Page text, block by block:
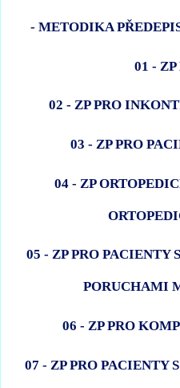
- METODIKA
01 -
02 - ZP PRO
03 - ZP PRO
04 - ZP
05 - ZP PRO PACIENTY
PORUCHAMI
06 - ZP PRO
07 - ZP PRO PACIENTY